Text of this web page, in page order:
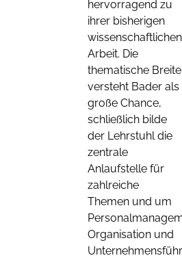
hervorragend zu
ihrer bisherigen
wissenschaftlichen
Arbeit. Die
thematische Breite
versteht Bader als
große Chance,
schließlich bilde
der Lehrstuhl die
zentrale
Anlaufstelle für
zahlreiche
Themen und um
Organisation und